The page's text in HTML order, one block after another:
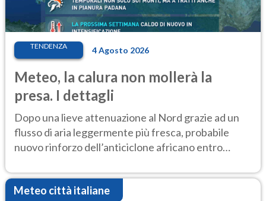
TENDENZA 4 Agosto 2026
Meteo, la calura non mollerà la
presa. I dettagli
Dopo una lieve attenuazione al Nord grazie ad un
flusso di aria leggermente più fresca, probabile
nuovo rinforzo dell’anticiclone africano entro
Meteo città italiane